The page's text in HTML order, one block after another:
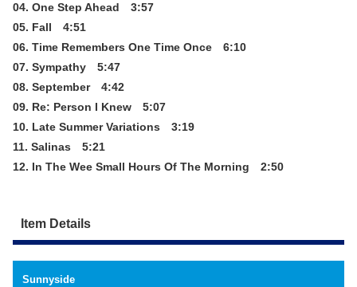
04. One Step Ahead 3:57
05. Fall 4:51
06. Time Remembers One Time Once 6:10
07. Sympathy 5:47
08. September 4:42
09. Re: Person I Knew 5:07
10. Late Summer Variations 3:19
11. Salinas 5:21
12. In The Wee Small Hours Of The Morning 2:50
Item Details
Sunnyside